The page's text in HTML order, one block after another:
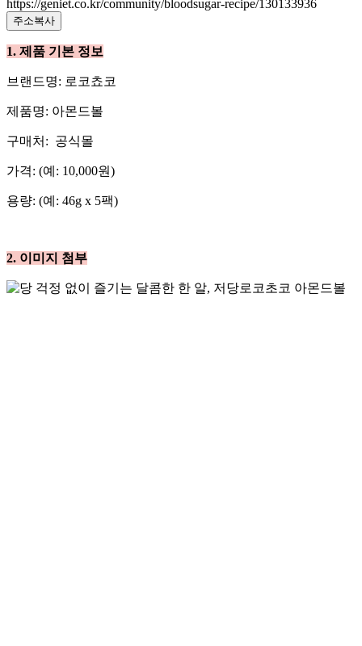
https://geniet.co.kr/community/bloodsugar-recipe/130133936
주소복사
​1. 제품 기본 정보
​브랜드명: 로코쵸코
​제품명: 아몬드볼
​구매처: 공식몰
​가격: (예: 10,000원)
​용량: (예: 46g x 5팩)
​2. 이미지 첨부